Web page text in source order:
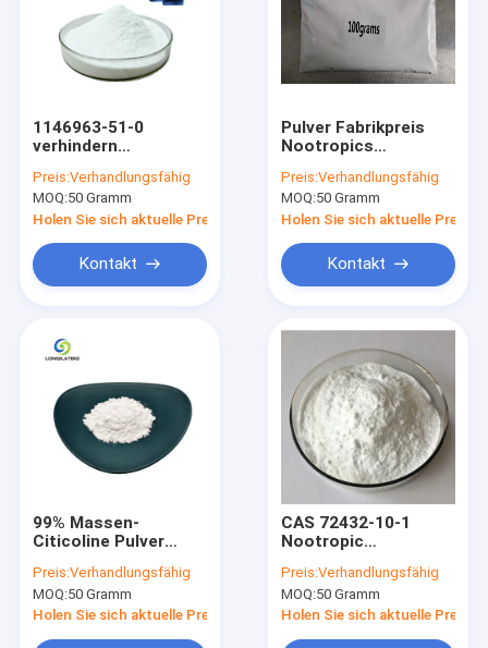
1146963-51-0
verhindern
Nootropics J-147
Festlichkeits-senile
Demenz
Preis:Verhandlungsfähig
MOQ:50 Gramm
Holen Sie sich aktuelle Preis
Kontakt
Pulver Fabrikpreis
Nootropics
135463-81-9
Coluracetam
Preis:Verhandlungsfähig
MOQ:50 Gramm
Holen Sie sich aktuelle Preis
Kontakt
99% Massen-
Citicoline Pulver
Nootropics 987-78-0
für Schlagmann
Parkinson
Preis:Verhandlungsfähig
MOQ:50 Gramm
Holen Sie sich aktuelle Preis
CAS 72432-10-1
Nootropic
pulverisieren 99%
Reinheit
Preis:Verhandlungsfähig
MOQ:50 Gramm
Holen Sie sich aktuelle Preis